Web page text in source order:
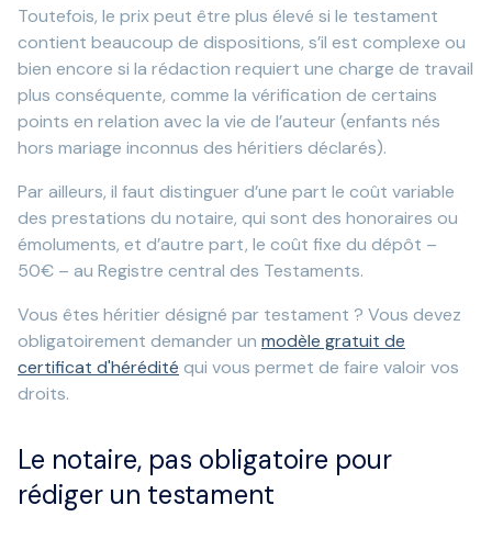
Toutefois, le prix peut être plus élevé si le testament
contient beaucoup de dispositions, s’il est complexe ou
bien encore si la rédaction requiert une charge de travail
plus conséquente, comme la vérification de certains
points en relation avec la vie de l’auteur (enfants nés
hors mariage inconnus des héritiers déclarés).
Par ailleurs, il faut distinguer d’une part le coût variable
des prestations du notaire, qui sont des honoraires ou
émoluments, et d’autre part, le coût fixe du dépôt –
50€ – au Registre central des Testaments.
Vous êtes héritier désigné par testament ? Vous devez
obligatoirement demander un modèle gratuit de
certificat d'hérédité qui vous permet de faire valoir vos
droits.
Le notaire, pas obligatoire pour
rédiger un testament